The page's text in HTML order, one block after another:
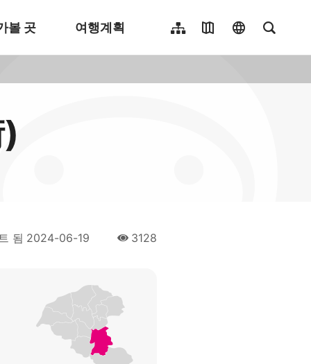
볼 곳 여행계획
사이트 맵여행지도language
English
전체 텍
됨 2024-06-19
人氣
3128